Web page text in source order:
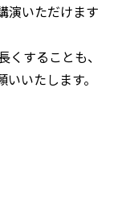
演いただけます
することも、
いたします。